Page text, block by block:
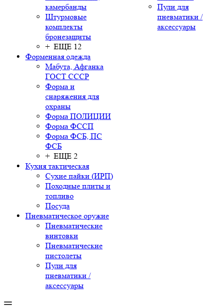
камербанды
Штурмовые
комплекты
бронезащиты
+ ЕЩЕ 12
Форменная одежда
Мабута, Афганка
ГОСТ СССР
Форма и
снаряжения для
охраны
Форма ПОЛИЦИИ
Форма ФССП
Форма ФСБ, ПС
ФСБ
+ ЕЩЕ 2
Кухня тактическая
Сухие пайки (ИРП)
Походные плиты и
топливо
Посуда
Пневматическое оружие
Пневматические
винтовки
Пневматические
пистолеты
Пули для
пневматики /
аксессуары
Пули для
пневматики /
аксессуары